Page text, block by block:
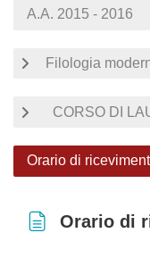
A.A. 2015 - 2016
Filologia
CORSO DI
Orario di
Orario di